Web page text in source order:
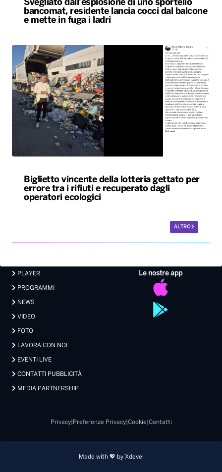
Svegliato dall’esplosione di uno sportello
bancomat, residente lancia cocci dal balcone
e mette in fuga i ladri
Biglietto vincente della lotteria gettato per
errore tra i rifiuti e recuperato dagli
operatori ecologici
ALTRO
Le nostre app
PLAYER
PROGRAMMI
NEWS
VIDEO
FOTO
LAVORA CON NOI
EVENTI LIVE
CONTATTI PUBBLICITÀ
MEDIA PARTNERSHIP
Privacy| Preferenze Privacy| Cookie Contatti
Made with 💖 by Xdevel